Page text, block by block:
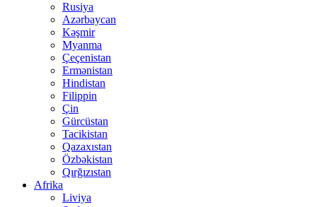
Rusiya
Azərbaycan
Kəşmir
Myanma
Çeçenistan
Ermənistan
Hindistan
Filippin
Çin
Gürcüstan
Tacikistan
Qazaxıstan
Özbəkistan
Qırğızıstan
Afrika
Liviya